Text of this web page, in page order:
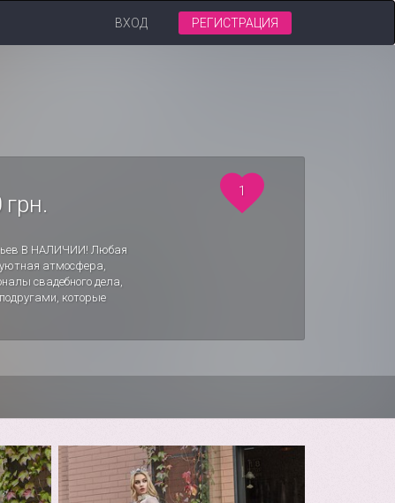
ВХОД РЕГИСТРАЦИЯ
грн.
В НАЛИЧИИ! Любая
уютная атмосфера,
свадебного дела,
которые
1